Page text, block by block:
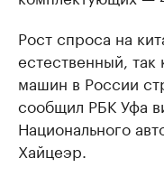
Рост спроса на
естественный, так
машин в России
сообщил РБК Уфа
Национального
Хайцеэр.